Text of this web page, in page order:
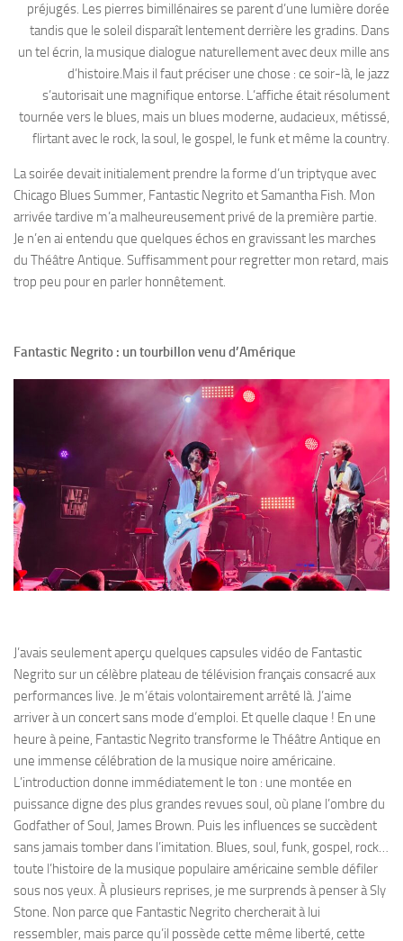
préjugés. Les pierres bimillénaires se parent d’une lumière dorée
tandis que le soleil disparaît lentement derrière les gradins. Dans
un tel écrin, la musique dialogue naturellement avec deux mille ans
d’histoire.Mais il faut préciser une chose : ce soir-là, le jazz
s’autorisait une magnifique entorse. L’affiche était résolument
tournée vers le blues, mais un blues moderne, audacieux, métissé,
flirtant avec le rock, la soul, le gospel, le funk et même la country.
La soirée devait initialement prendre la forme d’un triptyque avec
Chicago Blues Summer, Fantastic Negrito et Samantha Fish. Mon
arrivée tardive m’a malheureusement privé de la première partie.
Je n’en ai entendu que quelques échos en gravissant les marches
du Théâtre Antique. Suffisamment pour regretter mon retard, mais
trop peu pour en parler honnêtement.
Fantastic Negrito : un tourbillon venu d’Amérique
J’avais seulement aperçu quelques capsules vidéo de Fantastic
Negrito sur un célèbre plateau de télévision français consacré aux
performances live. Je m’étais volontairement arrêté là. J’aime
arriver à un concert sans mode d’emploi. Et quelle claque ! En une
heure à peine, Fantastic Negrito transforme le Théâtre Antique en
une immense célébration de la musique noire américaine.
L’introduction donne immédiatement le ton : une montée en
puissance digne des plus grandes revues soul, où plane l’ombre du
Godfather of Soul, James Brown. Puis les influences se succèdent
sans jamais tomber dans l’imitation. Blues, soul, funk, gospel, rock…
toute l’histoire de la musique populaire américaine semble défiler
sous nos yeux. À plusieurs reprises, je me surprends à penser à Sly
Stone. Non parce que Fantastic Negrito chercherait à lui
ressembler, mais parce qu’il possède cette même liberté, cette